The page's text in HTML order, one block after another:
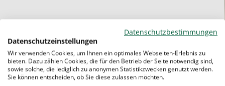
Datenschutzbestimmungen
Datenschutzeinstellungen
Wir verwenden Cookies, um Ihnen ein optimales Webseiten-Erlebnis zu
bieten. Dazu zählen Cookies, die für den Betrieb der Seite notwendig sind,
sowie solche, die lediglich zu anonymen Statistikzwecken genutzt werden.
Sie können entscheiden, ob Sie diese zulassen möchten.